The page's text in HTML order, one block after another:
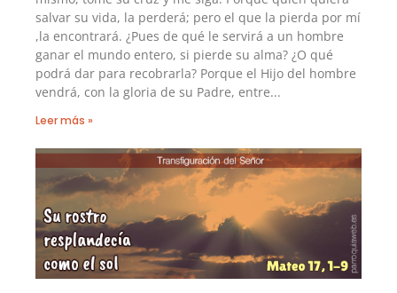
salvar su vida, la perderá; pero el que la pierda por mí
,la encontrará. ¿Pues de qué le servirá a un hombre
ganar el mundo entero, si pierde su alma? ¿O qué
podrá dar para recobrarla? Porque el Hijo del hombre
vendrá, con la gloria de su Padre, entre
Leer más »